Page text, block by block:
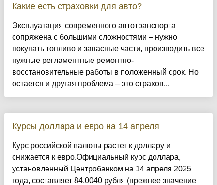
Какие есть страховки для авто?
Эксплуатация современного автотранспорта
сопряжена с большими сложностями – нужно
покупать топливо и запасные части, производить все
нужные регламентные ремонтно-
восстановительные работы в положенный срок. Но
остается и другая проблема – это страхов...
Курсы доллара и евро на 14 апреля
Курс российской валюты растет к доллару и
снижается к евро.Официальный курс доллара,
установленный Центробанком на 14 апреля 2025
года, составляет 84,0040 рубля (прежнее значение